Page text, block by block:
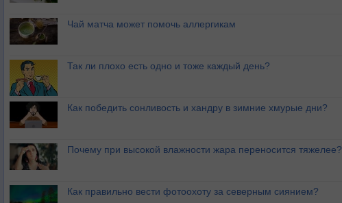
Чай матча может помочь аллергикам
Так ли плохо есть одно и тоже каждый день?
Как победить сонливость и хандру в зимние хмурые дни?
Почему при высокой влажности жара переносится тяжелее?
Как правильно вести фотоохоту за северным сиянием?